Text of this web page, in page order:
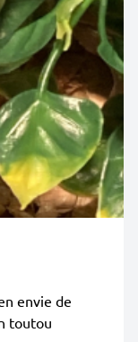
envie de
toutou